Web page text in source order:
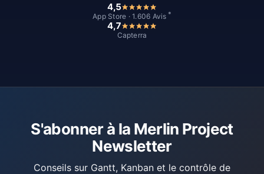
4,5
App Store · 1.606 Avis *
4,7
Capterra
S'abonner à la Merlin Project
Newsletter
Conseils sur Gantt, Kanban et le contrôle de